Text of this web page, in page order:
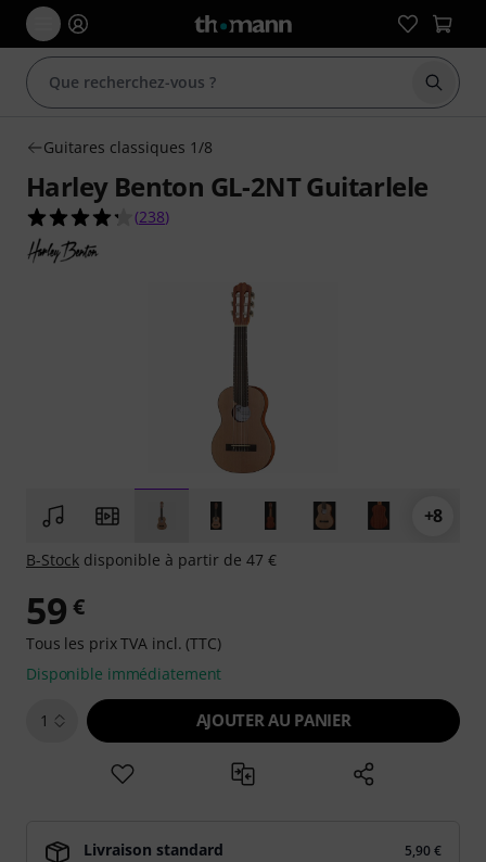
Guitares classiques 1/8
Harley Benton GL-2NT Guitarlele
4.3 étoiles sur 5 d'après 238 évaluations clients
(238)
+8
B-Stock disponible à partir de 47 €
59 €
Tous les prix TVA incl. (TTC)
Disponible immédiatement
1 AJOUTER AU PANIER
Livraison standard
5,90 €